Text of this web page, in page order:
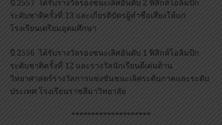
ปี 2557 ได้รับรางวัลรองชนะเลิศอันดับ 2 ฟิสิกส์โอลิมปิก
ระดับชาติครั้งที่ 13 และเกียรติบัตรผู้ทำชื่อเสียงให้แก่
โรงเรียนเตรียมอุดมศึกษา
ปี 2556 ได้รับรางวัลรองชนะเลิศอันดับ 1 ฟิสิกส์โอลิมปิก
ระดับชาติครั้งที่ 12 และรางวัลนักเรียนดีเด่นด้าน
วิทยาศาสตร์รางวัลการแข่งขันชนะเลิศระดับภาคและระดับ
ประเทศ โรงเรียนราชสีมาวิทยาลัย
********************